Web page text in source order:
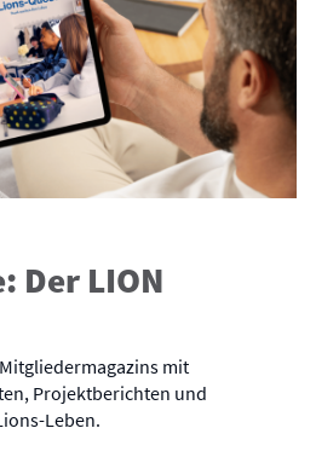
Der LION
mit
Projektberichten und
Leben.